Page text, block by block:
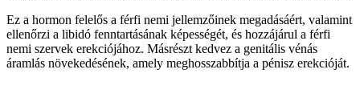
Ez a hormon felelős a férfi nemi jellemzőinek megadásáért, valamint
ellenőrzi a libidó fenntartásának képességét, és hozzájárul a férfi
nemi szervek erekciójához. Másrészt kedvez a genitális vénás
áramlás növekedésének, amely meghosszabbítja a pénisz erekcióját.